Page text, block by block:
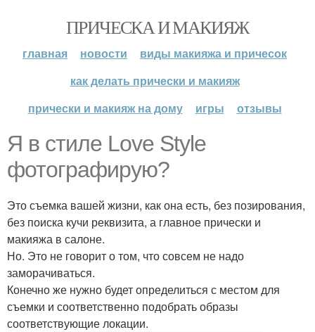
ПРИЧЕСКА И МАКИЯЖ
главная новости
виды макияжа и причесок
как делать прически и макияж
прически и макияж на дому
игры отзывы
Я в стиле Love Style
фотографирую?
Это съемка вашей жизни, как она есть, без позирования,
без поиска кучи реквизита, а главное прически и
макияжа в салоне.
Но. Это не говорит о том, что совсем не надо
заморачиваться.
Конечно же нужно будет определиться с местом для
съемки и соответственно подобрать образы
соответствующие локации.